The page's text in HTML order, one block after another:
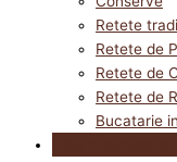
Retete
Retete de
Retete de
Retete de
Bucatarie